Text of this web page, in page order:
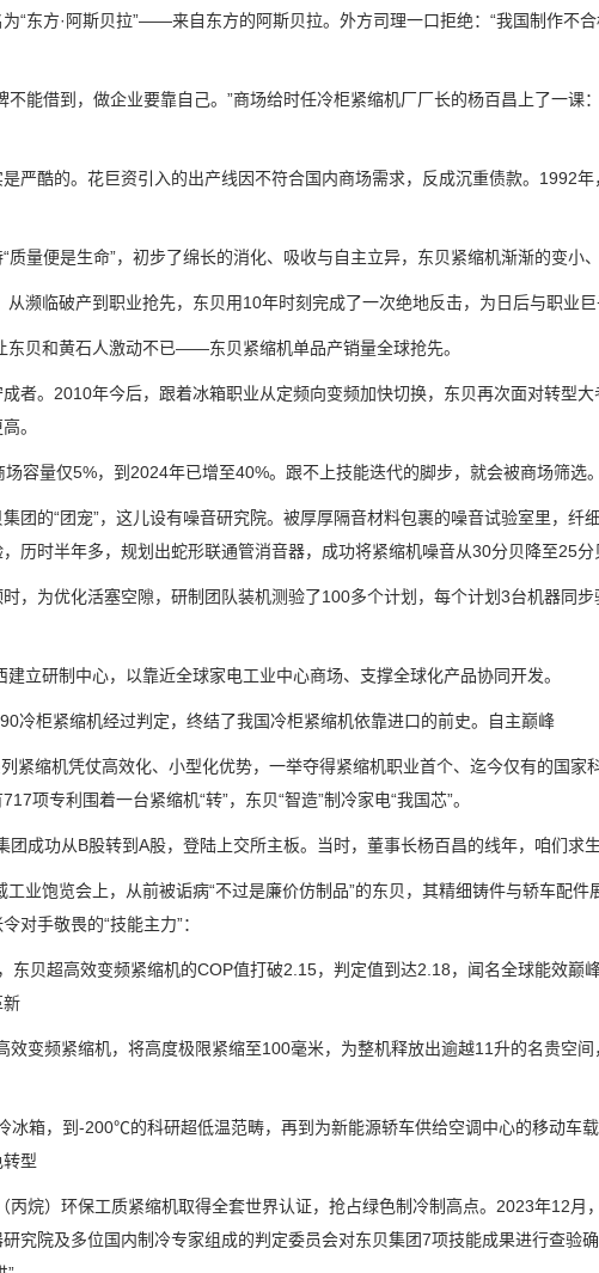
东方·阿斯贝拉”——来自东方的阿斯贝拉。外方司理一口拒绝：“我国制作不合
借到，做企业要靠自己。”商场给时任冷柜紧缩机厂厂长的杨百昌上了一课：
酷的。花巨资引入的出产线因不符合国内商场需求，反成沉重债款。1992年
便是生命”，初步了绵长的消化、吸收与自主立异，东贝紧缩机渐渐的变小、
临破产到职业抢先，东贝用10年时刻完成了一次绝地反击，为日后与职业巨子
贝和黄石人激动不已——东贝紧缩机单品产销量全球抢先。
。2010年今后，跟着冰箱职业从定频向变频加快切换，东贝再次面对转型大
。
量仅5%，到2024年已增至40%。跟不上技能迭代的脚步，就会被商场筛选。
的“团宠”，这儿设有噪音研究院。被厚厚隔音材料包裹的噪音试验室里，纤
历时半年多，规划出蛇形联通管消音器，成功将紧缩机噪音从30分贝降至25分
为优化活塞空隙，研制团队装机测验了100多个计划，每个计划3台机器同步
研制中心，以靠近全球家电工业中心商场、支撑全球化产品协同开发。
柜紧缩机经过判定，终结了我国冷柜紧缩机依靠进口的前史。自主巅峰
缩机凭仗高效化、小型化优势，一举夺得紧缩机职业首个、迄今仅有的国家
项专利围着一台紧缩机“转”，东贝“智造”制冷家电“我国芯”。
功从B股转到A股，登陆上交所主板。当时，董事长杨百昌的线年，咱们求
饱览会上，从前被诟病“不过是廉价仿制品”的东贝，其精细铸件与轿车配件
对手敬畏的“技能主力”：
超高效变频紧缩机的COP值打破2.15，判定值到达2.18，闻名全球能效巅峰
频紧缩机，将高度极限紧缩至100毫米，为整机释放出逾越11升的名贵空间
，到-200℃的科研超低温范畴，再到为新能源轿车供给空调中心的移动车载
型
）环保工质紧缩机取得全套世界认证，抢占绿色制冷制高点。2023年12月
究院及多位国内制冷专家组成的判定委员会对东贝集团7项技能成果进行查验